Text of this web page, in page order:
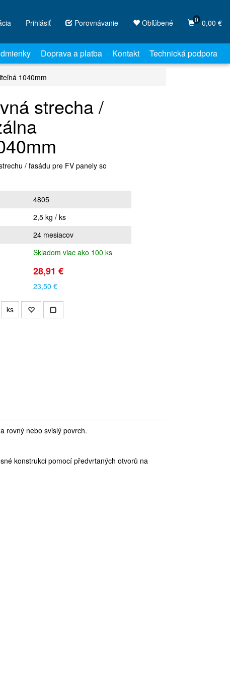
Porovnávanie Obľúbené 0 0,00 €
Prihlásiť
Doprava a platba Kontakt Technická podpora
1040mm
strecha /
/ fasádu pre FV panely so
4805
2,5 kg / ks
24 mesiacov
Skladom viac ako 100 ks
28,91 €
23,50 €
ks
rovný nebo svislý povrch.
konstrukci pomocí předvrtaných otvorů na